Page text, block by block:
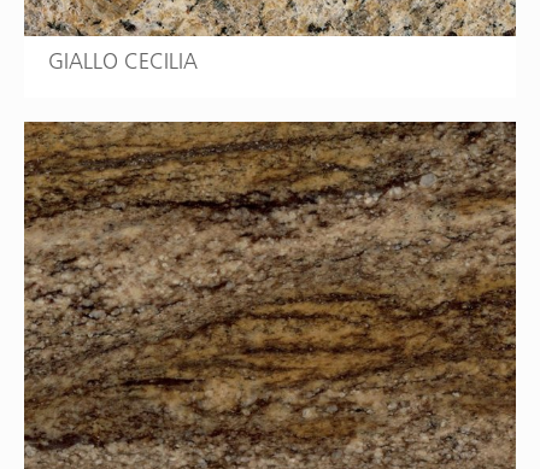
GIALLO CECILIA